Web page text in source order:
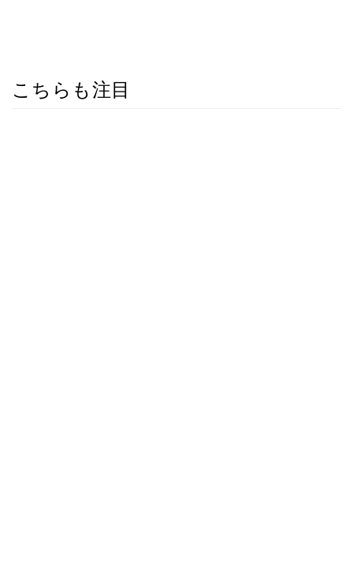
こちらも注目